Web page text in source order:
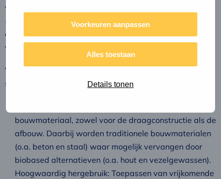
Voorkeuren aanpassen
Alles toestaan
Details tonen
van business-as-usual 35,8% (CO2-uitstoot), 35,6%
(milieu-impact)
en 7,6% (materiaalverbruik). De beperkte afname is
vooral het gevolg van de groei in het bouwvolume.
Voor het bepalen van deze reductie zijn drie circulaire
strategieën doorgerekend:
bouwmateriaal, zowel voor de draagconstructie als de
afbouw. Daarbij worden traditionele bouwmaterialen
(o.a. beton en staal) waar mogelijk vervangen door
biobased alternatieven (o.a. hout en vezelgewassen).
Hoogwaardig hergebruik: Toepassen van vrijkomende